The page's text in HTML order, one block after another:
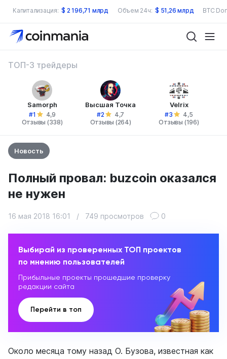
Капитализация: $ 2 196,71 млрд Объем 24ч: $ 51,26 млрд BTC
ТОП-3 трейдеры
Samorph
#1
4,9
Отзывы (338)
Высшая Точка
#2
4,7
Отзывы (264)
Velrix
#3
4,5
Отзывы (196)
Новость
Полный провал: buzcoin оказался
не нужен
16 мая 2018 16:01 / 749 просмотров 0
Выбирай из проверенных ТОП проектов
по мнению пользователей
Прибыльные проекты прошедшие проверку
редакции сайта
Перейти в топ
Около месяца тому назад О. Бузова, известная как